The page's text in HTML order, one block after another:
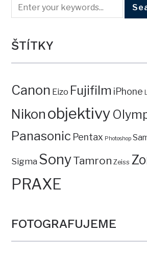
ŠTÍTKY
Canon Eizo Fujifilm iPhone
Nikon objektivy
Panasonic Pentax Photoshop
Sigma SonyTamron Zeiss
PRAXE
FOTOGRAFUJEME